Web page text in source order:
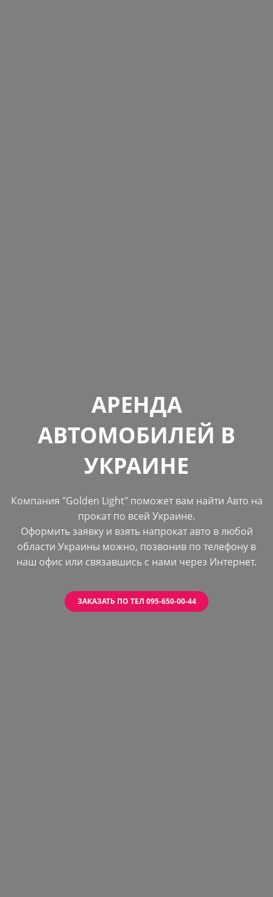
АРЕНДА
АВТОМОБИЛЕЙ В
УКРАИНЕ
Компания "Golden Light" поможет вам найти Авто на
прокат по всей Украине.
Оформить заявку и взять напрокат авто в любой
области Украины можно, позвонив по телефону в
наш офис или связавшись с нами через Интернет.
ЗАКАЗАТЬ ПО ТЕЛ 095-650-00-44